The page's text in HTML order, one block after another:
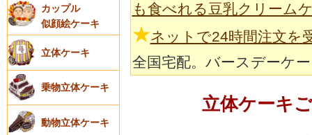
カップル
似顔絵ケーキ
立体ケーキ
乗物立体ケーキ
動物立体ケーキ
も食べれる豆乳クリーム
★ネットで24時間注文を
全国宅配。バースデーケ
立体ケーキ